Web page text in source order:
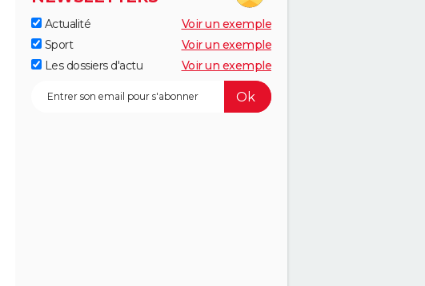
Actualité
Voir un exemple
Sport
Voir un exemple
Les dossiers d'actu
Voir un exemple